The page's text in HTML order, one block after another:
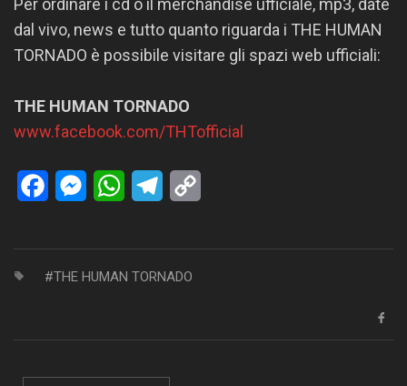
Per ordinare i cd o il merchandise ufficiale, mp3, date
dal vivo, news e tutto quanto riguarda i THE HUMAN
TORNADO è possibile visitare gli spazi web ufficiali:
THE HUMAN TORNADO
www.facebook.com/THTofficial
FacebookMessengerWhatsAppTelegram
THE HUMAN TORNADO